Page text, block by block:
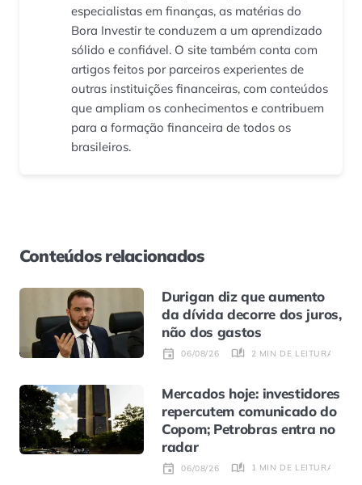
especialistas em finanças, as matérias do
Bora Investir te conduzem a um aprendizado
sólido e confiável. O site também conta com
artigos feitos por parceiros experientes de
outras instituições financeiras, com conteúdos
que ampliam os conhecimentos e contribuem
para a formação financeira de todos os
brasileiros.
Conteúdos relacionados
Durigan diz que aumento
da dívida decorre dos juros,
não dos gastos
06/08/26 2 MIN DE LEITURA
Mercados hoje: investidores
repercutem comunicado do
Copom; Petrobras entra no
radar
06/08/26 1 MIN DE LEITURA